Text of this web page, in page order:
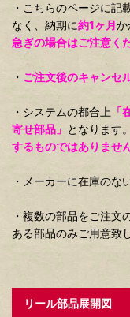
・こちらのページに記
なく、納期に約1ヶ月か
急ぎの場合はご注意く
・ ご注文後のキャンセ
・システムの都合上 「
寄せ部品」 となります
するものではありません
・メーカーに在庫のな
・複数の部品をご注文
ある部品のみご用意致
リール部品展開図